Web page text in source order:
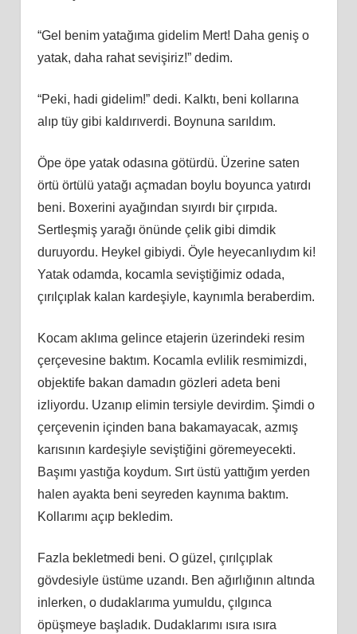
“Gel benim yatağıma gidelim Mert! Daha geniş o
yatak, daha rahat sevişiriz!” dedim.
“Peki, hadi gidelim!” dedi. Kalktı, beni kollarına
alıp tüy gibi kaldırıverdi. Boynuna sarıldım.
Öpe öpe yatak odasına götürdü. Üzerine saten
örtü örtülü yatağı açmadan boylu boyunca yatırdı
beni. Boxerini ayağından sıyırdı bir çırpıda.
Sertleşmiş yarağı önünde çelik gibi dimdik
duruyordu. Heykel gibiydi. Öyle heyecanlıydım ki!
Yatak odamda, kocamla seviştiğimiz odada,
çırılçıplak kalan kardeşiyle, kaynımla beraberdim.
Kocam aklıma gelince etajerin üzerindeki resim
çerçevesine baktım. Kocamla evlilik resmimizdi,
objektife bakan damadın gözleri adeta beni
izliyordu. Uzanıp elimin tersiyle devirdim. Şimdi o
çerçevenin içinden bana bakamayacak, azmış
karısının kardeşiyle seviştiğini göremeyecekti.
Başımı yastığa koydum. Sırt üstü yattığım yerden
halen ayakta beni seyreden kaynıma baktım.
Kollarımı açıp bekledim.
Fazla bekletmedi beni. O güzel, çırılçıplak
gövdesiyle üstüme uzandı. Ben ağırlığının altında
inlerken, o dudaklarıma yumuldu, çılgınca
öpüşmeye başladık. Dudaklarımı ısıra ısıra